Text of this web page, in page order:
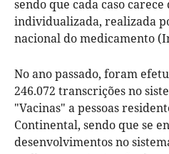
sendo que cada caso
individualizada, realizada
nacional do medicamento
No ano passado, foram
246.072 transcrições no
"Vacinas" a pessoas
Continental, sendo que se
desenvolvimentos no